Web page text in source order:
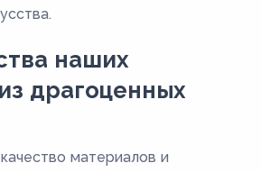
наших
драгоценных
материалов и